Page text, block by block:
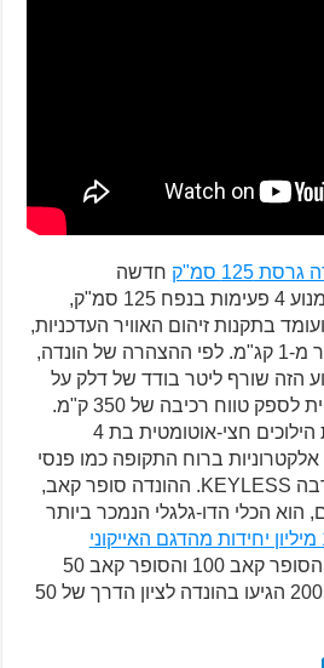
חדשה
. המנוע 4 פעימות בנפח 125 סמ"ק,
בתקנות זיהום האוויר העדכניות,
מפיק כ-10 כ"ס וקצת יותר מ-1 קג"מ. לפי ההצהרה של הונדה,
הזה שורף ליטר בודד של דלק על
66.7 ק"מ (!) ויכול תאורטית לספק טווח רכיבה של 350 ק"מ.
אל המנוע משודכת תיבת הילוכים חצי-אוטומטית בת 4
ברוח התקופה כמו פנסי
LED היקפיים ומפתח קרבה KEYLESS. ההונדה סופר קאב,
הוא הכלי הדו-גלגלי הנמכר ביותר
ותר מ-100 מיליון יחידות מהדגם האייקוני
מאז יצאו לשווקים הסופר קאב 100 והסופר קאב 50
בשנת 1958, כשבשנת 2005 הגיעו בהונדה לציון הדרך של 50